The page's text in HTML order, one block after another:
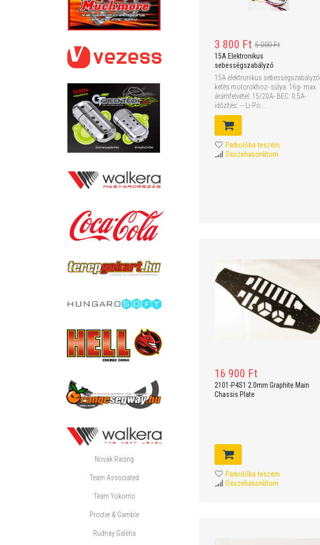
3 800 Ft 5 000 Ft
15A Elektronikus
sebességszabályzó
15A elektronikus sebességszabályzó
kefés motorokhoz- súlya: 16g- max.
áramfelvétel: 15/20A- BEC: 0,5A-
időzítés: -- Li-Po:...
Parkolóba teszem
Összehasonlítom
16 900 Ft
2101-P4S1 2.0mm Graphite Main
Chassis Plate
Parkolóba teszem
Összehasonlítom
Novak Racing
Team Associated
Team Yokomo
Procter & Gamble
Rudnay Galéria